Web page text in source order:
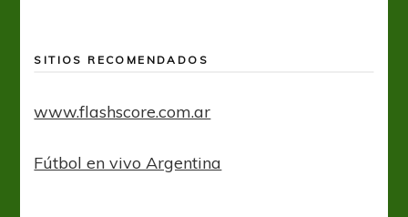
SITIOS RECOMENDADOS
www.flashscore.com.ar
Fútbol en vivo Argentina